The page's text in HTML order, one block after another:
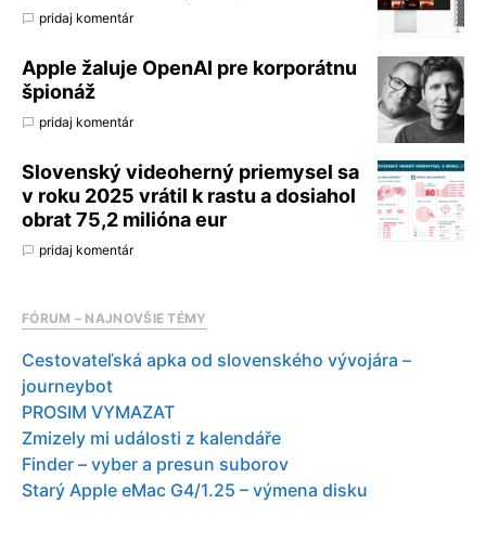
pridaj komentár
Apple žaluje OpenAI pre korporátnu
špionáž
pridaj komentár
Slovenský videoherný priemysel sa
v roku 2025 vrátil k rastu a dosiahol
obrat 75,2 milióna eur
pridaj komentár
FÓRUM – NAJNOVŠIE TÉMY
Cestovateľská apka od slovenského vývojára –
journeybot
PROSIM VYMAZAT
Zmizely mi události z kalendáře
Finder – vyber a presun suborov
Starý Apple eMac G4/1.25 – výmena disku